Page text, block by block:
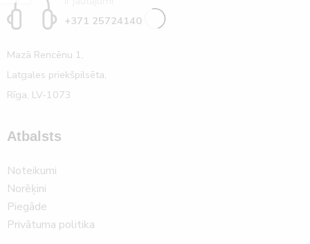
+371 25724140
Mazā Rencēnu 1,
Latgales priekšpilsēta,
Rīga, LV-1073
Atbalsts
Noteikumi
Norēķini
Piegāde
Privātuma politika